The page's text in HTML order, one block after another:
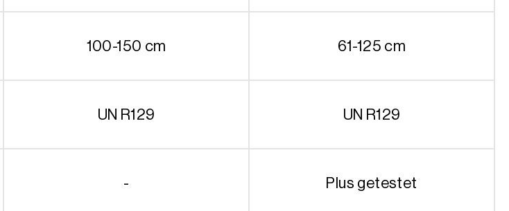
100-150 cm 61-125 cm
UN R129 UN R129
- Plus getestet